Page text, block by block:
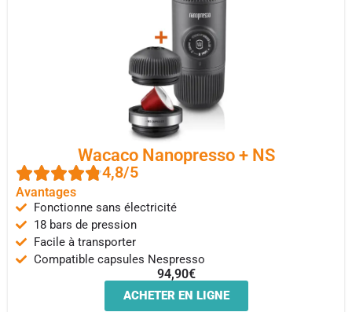
Wacaco Nanopresso + NS
4,8/5
Avantages
Fonctionne sans électricité
18 bars de pression
Facile à transporter
Compatible capsules Nespresso
94,90€
ACHETER EN LIGNE